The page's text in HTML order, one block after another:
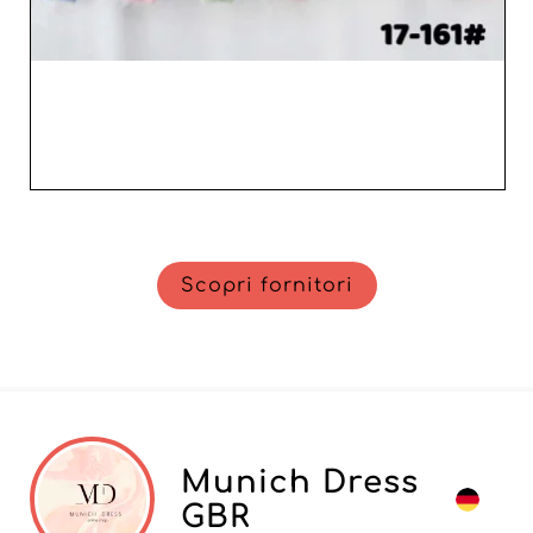
Scopri fornitori
Munich Dress
GBR